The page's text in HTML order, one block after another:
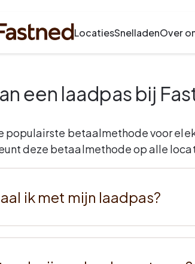
LocatiesSnelladenOver
een laadpas bij
populairste betaalmethode voor
deze betaalmethode op alle
ik met mijn laadpas?